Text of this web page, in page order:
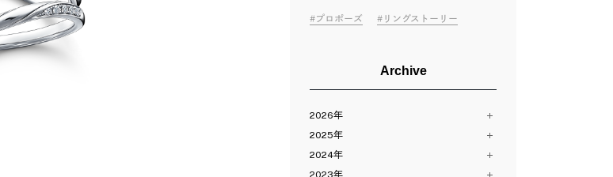
プロポーズ リングストーリー
Archive
2026年
8月（2）
7月（10）
6月（11）
2025年
12月（13）
11月（12）
2024年
2023年